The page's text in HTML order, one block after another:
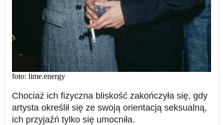
foto: lime.energy
Chociaż ich fizyczna bliskość zakończyła się, gdy
artysta określił się ze swoją orientacją seksualną,
ich przyjaźń tylko się umocniła.